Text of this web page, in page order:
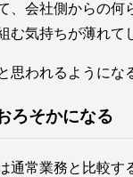
、会社側からの
む気持ちが薄れて
思われるようにな
ろそかになる
通常業務と比較す